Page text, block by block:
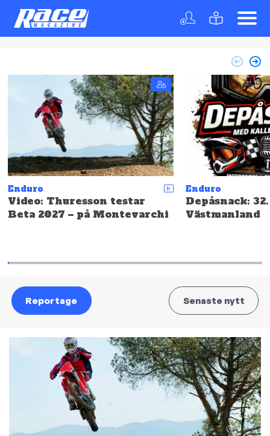
Enduro
Depåsnack: 32. Landskap:
Västmanland
Enduro
SCCS:
Hällefors –
Reportage Senaste nytt